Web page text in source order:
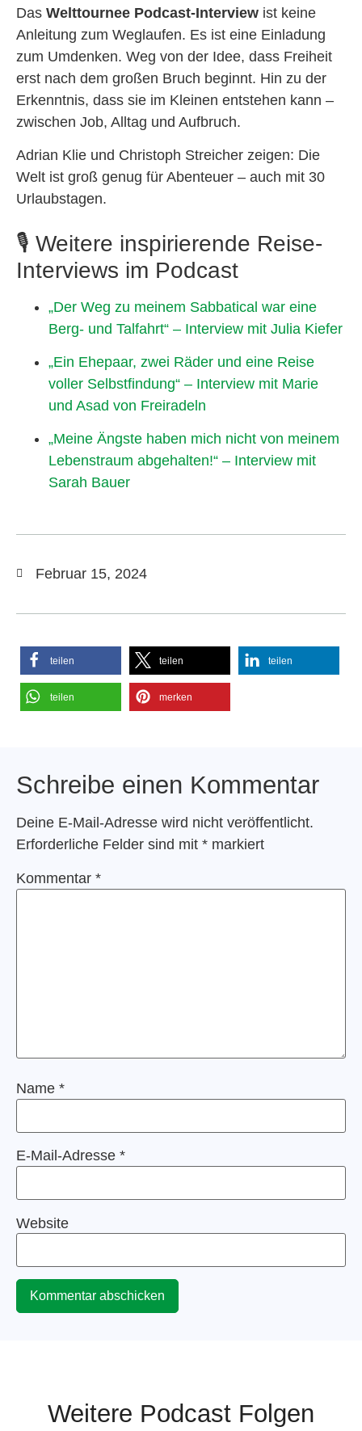
Das Welttournee Podcast-Interview ist keine
Anleitung zum Weglaufen. Es ist eine Einladung
zum Umdenken. Weg von der Idee, dass Freiheit
erst nach dem großen Bruch beginnt. Hin zu der
Erkenntnis, dass sie im Kleinen entstehen kann –
zwischen Job, Alltag und Aufbruch.
Adrian Klie und Christoph Streicher zeigen: Die
Welt ist groß genug für Abenteuer – auch mit 30
Urlaubstagen.
🎙️ Weitere inspirierende Reise-
Interviews im Podcast
„Der Weg zu meinem Sabbatical war eine
Berg- und Talfahrt“ – Interview mit Julia Kiefer
„Ein Ehepaar, zwei Räder und eine Reise
voller Selbstfindung“ – Interview mit Marie
und Asad von Freiradeln
„Meine Ängste haben mich nicht von meinem
Lebenstraum abgehalten!“ – Interview mit
Sarah Bauer
Februar 15, 2024
teilen teilen teilen
teilen merken
Schreibe einen Kommentar
Deine E-Mail-Adresse wird nicht veröffentlicht.
Erforderliche Felder sind mit * markiert
Kommentar *
Name *
E-Mail-Adresse *
Website
Weitere Podcast Folgen